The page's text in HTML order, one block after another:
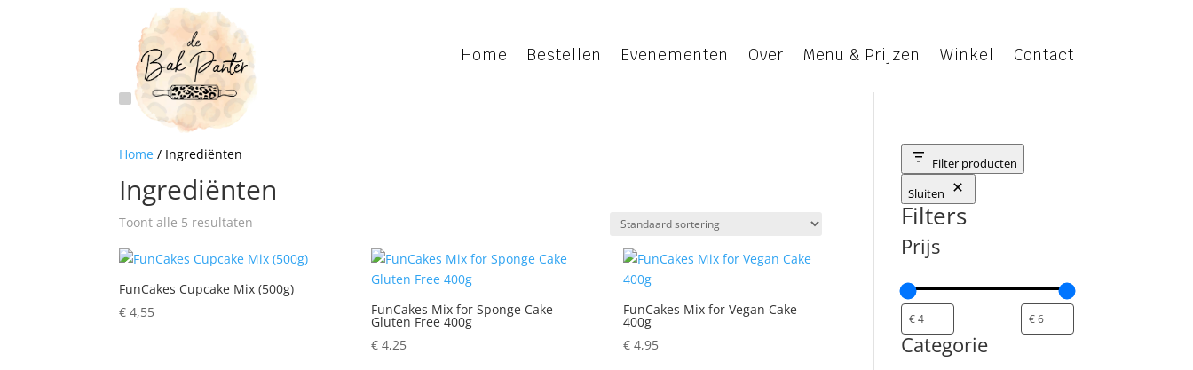
Home Bestellen Evenementen Over Menu & Prijzen Winkel Contact
Home / Ingrediënten
Ingrediënten
Toont alle 5 resultaten
FunCakes Cupcake Mix (500g)
€ 4,55 FunCakes Mix for Sponge Cake
Gluten Free 400g
€4,25
FunCakes Mix for Vegan Cake
400g
€4,95
Filter producten
Sluiten
Filters
Prijs
Categorie